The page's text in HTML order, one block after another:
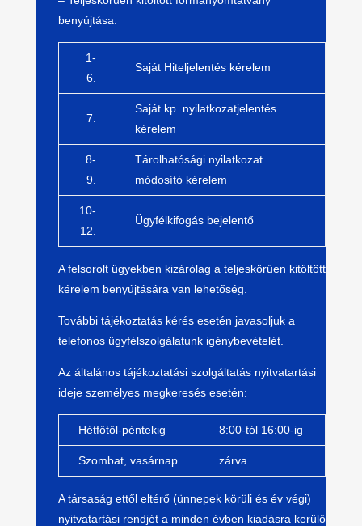
benyújtása:
1-
6.
Saját Hiteljelentés kérelem
7.
Saját kp. nyilatkozatjelentés
kérelem
8-
9.
Tárolhatósági nyilatkozat
módosító kérelem
10-
12.
Ügyfélkifogás bejelentő
A felsorolt ügyekben kizárólag a teljeskörűen kitöltött
kérelem benyújtására van lehetőség
További tájékoztatás kérés esetén javasoljuk a
telefonos ügyfélszolgálatunkigénybevételét.
Az általános tájékoztatási szolgáltatás nyitvatartási
ideje személyes megkeresés esetén:
Hétfőtől-péntekig 8:00-tól 16:00-ig
Szombat, vasárnap zárva
A társaság ettől eltérő (ünnepek körüli és év végi)
nyitvatartási rendjét a minden évben kiadásra kerülő